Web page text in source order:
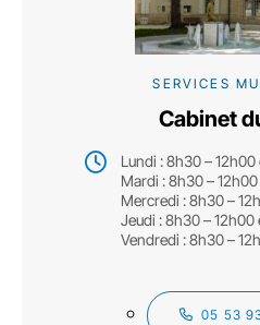
SERVICES
Cabinet
Lundi : 8h30 –
Mardi : 8h30 –
Mercredi : 8h30 –
Jeudi : 8h30 –
Vendredi : 8h30 –
05 53